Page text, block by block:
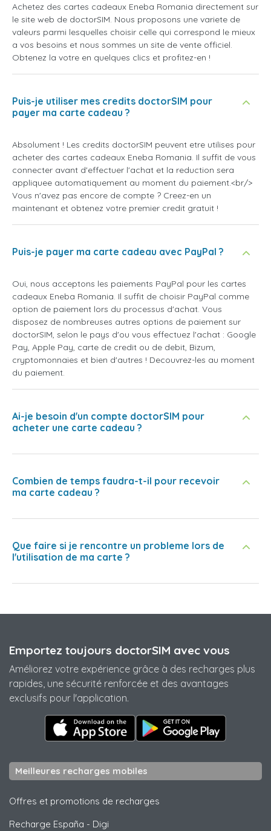
Achetez des cartes cadeaux Eneba Romania directement sur
le site web de doctorSIM. Nous proposons une variete de
valeurs parmi lesquelles choisir celle qui correspond le mieux
a vos besoins et nous sommes un site de vente officiel.
Obtenez la votre en quelques clics et profitez-en !
Puis-je utiliser mes credits doctorSIM pour
payer ma carte cadeau ?
Absolument ! Les credits doctorSIM peuvent etre utilises pour
acheter des cartes cadeaux Eneba Romania. Il suffit de vous
connecter avant d'effectuer l'achat et la reduction sera
appliquee automatiquement au moment du paiement.<br/>
Vous n'avez pas encore de compte ? Creez-en un
maintenant et obtenez votre premier credit gratuit !
Puis-je payer ma carte cadeau avec PayPal ?
Oui, nous acceptons les paiements PayPal pour les cartes
cadeaux Eneba Romania. Il suffit de choisir PayPal comme
option de paiement lors du processus d'achat. Vous
disposez de nombreuses autres options de paiement sur
doctorSIM, selon le pays d'ou vous effectuez l'achat : Google
Pay, Apple Pay, carte de credit ou de debit, Bizum,
cryptomonnaies et bien d'autres ! Decouvrez-les au moment
du paiement.
Ai-je besoin d'un compte doctorSIM pour
acheter une carte cadeau ?
Combien de temps faudra-t-il pour recevoir
ma carte cadeau ?
Que faire si je rencontre un probleme lors de
l'utilisation de ma carte ?
Emportez toujours doctorSIM avec vous
Améliorez votre expérience grâce à des recharges plus
rapides, une sécurité renforcée et des avantages
exclusifs pour l'application.
Meilleures recharges mobiles
Offres et promotions de recharges
Recharge España - Digi